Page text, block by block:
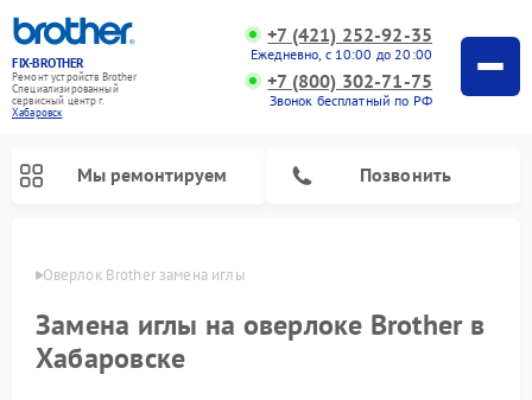
FIX-BROTHER
Ремонт устройств Brother
Специализированный
cервисный центр г.
Хабаровск
+7 (421) 252-92-35
Ежедневно, с 10:00 до 20:00
+7 (800) 302-71-75
Звонок бесплатный по РФ
Мы ремонтируем Позвонить
Оверлок Brother замена иглы
Замена иглы на оверлоке Brother в
Хабаровске